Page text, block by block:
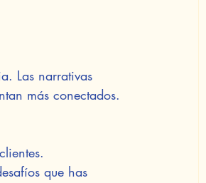
Las narrativas
más conectados.
que has